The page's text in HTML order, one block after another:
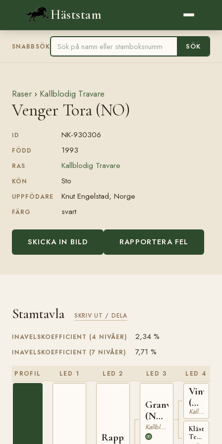
Häststam
SNABBSÖK SÖK
Raser › Kallblodig Travare
Venger Tora (NO)
ID NK-930306
FÖDD 1993
RAS Kallblodig Travare
KÖN Sto
UPPFÖDARE Knut Engelstad, Norge
FÄRG svart
SKICKA IN BILD RAPPORTERA FEL
Stamtavla SKRIV UT / DELA
INAVELSKOEFFICIENT (4 NIVÅER) 2,34 %
INAVELSKOEFFICIENT (7 NIVÅER) 7,71 %
PROFIL LED 1 LED 2
Rappfot
LED 3
Granvar
(NO)
NT
52
Kallblodig Travare
LED 4
Vinvar
(NO)
T-
230
Kallblodig Travare
Klästad
Terna